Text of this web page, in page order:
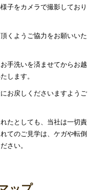
子をカメラで撮影しており
くようご協力をお願いいた
手洗いを済ませてからお越
します。
お戻しくださいますようご
たとしても、当社は一切責
てのご見学は、ケガや転倒
さい。